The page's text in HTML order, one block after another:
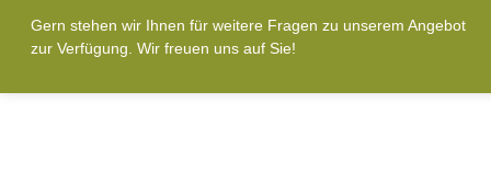
Gern stehen wir Ihnen für weitere Fragen zu unserem Angebot
zur Verfügung. Wir freuen uns auf Sie!